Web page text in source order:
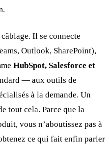
.
Il se connecte
Outlook, SharePoint),
HubSpot, Salesforce et
— aux outils de
à la demande. Un
tout cela. Parce que la
vous n’aboutissez pas à
ce qui fait enfin parler